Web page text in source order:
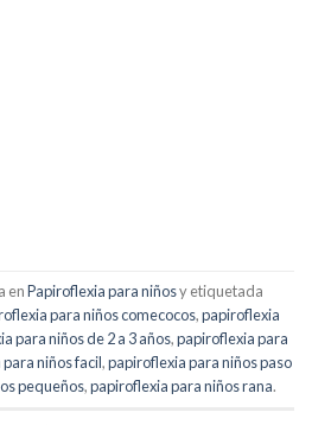
enPapiroflexia para niñosy etiquetada
para niños comecocos,papiroflexia
para niños de 2 a 3 años,papiroflexia para
niños facil,papiroflexia para niños paso
pequeños,papiroflexia para niños rana.